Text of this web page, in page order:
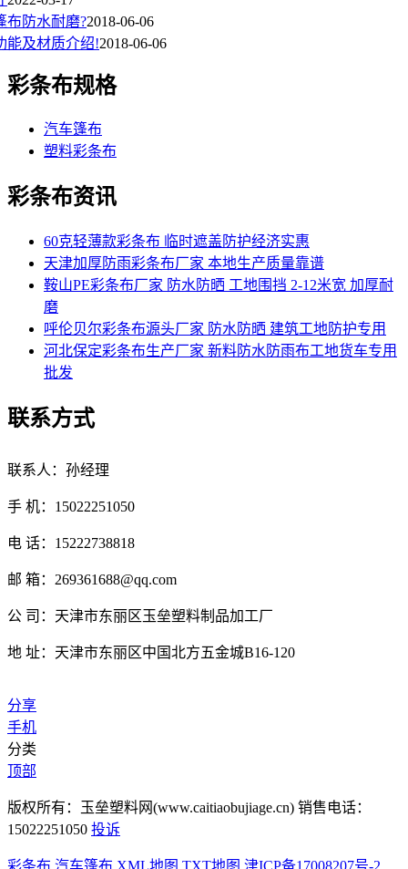
布防水耐磨?2018-06-06
能及材质介绍!2018-06-06
彩条布规格
汽车篷布
塑料彩条布
彩条布资讯
60克轻薄款彩条布 临时遮盖防护经济实惠
天津加厚防雨彩条布厂家 本地生产质量靠谱
鞍山PE彩条布厂家 防水防晒 工地围挡 2-12米宽 加厚耐
磨
呼伦贝尔彩条布源头厂家 防水防晒 建筑工地防护专用
河北保定彩条布生产厂家 新料防水防雨布工地货车专用
批发
联系方式
联系人：孙经理
手 机：15022251050
电 话：15222738818
邮 箱：269361688@qq.com
公 司：天津市东丽区玉垒塑料制品加工厂
地 址：天津市东丽区中国北方五金城B16-120
分享
手机
分类
顶部
版权所有：玉垒塑料网(www.caitiaobujiage.cn) 销售电话：
15022251050 投诉
彩条布 汽车篷布 XML地图 TXT地图 津ICP备17008207号-2